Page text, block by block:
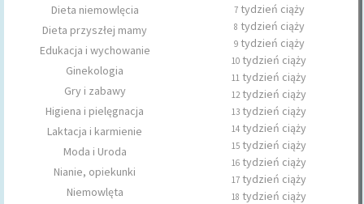
Dieta niemowlęcia
Dieta przyszłej mamy
Edukacja i wychowanie
Ginekologia
Gry i zabawy
Higiena i pielęgnacja
Laktacja i karmienie
Moda i Uroda
Nianie, opiekunki
Niemowlęta
7tydzień ciąży
8 tydzień ciąży
9tydzień ciąży
10 tydzień ciąży
11 tydzień ciąży
12tydzień ciąży
13 tydzień ciąży
14 tydzień ciąży
15 tydzień ciąży
16 tydzień ciąży
17 tydzień ciąży
18 tydzień ciąży